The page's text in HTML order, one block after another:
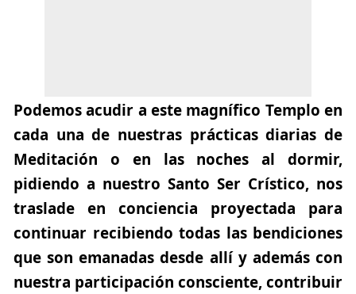
Podemos acudir a este magnífico Templo en
cada una de nuestras prácticas diarias de
Meditación o en las noches al dormir,
pidiendo a nuestro Santo Ser Crístico, nos
traslade en conciencia proyectada para
continuar recibiendo todas las bendiciones
que son emanadas desde allí y además con
nuestra participación consciente, contribuir